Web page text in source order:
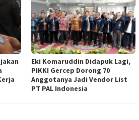
Eki Komaruddin Didapuk Lagi,
PIKKI Gercep Dorong 70
Anggotanya Jadi Vendor List
PT PAL Indonesia